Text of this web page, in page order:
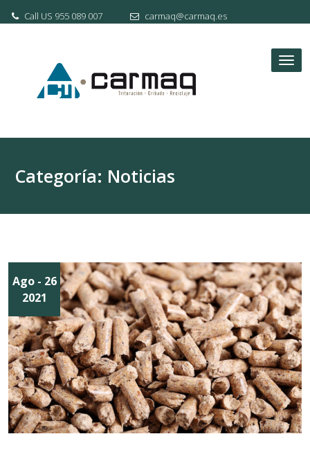
to
Call US 955 089 007 carmaq@carmaq.es
Categoría: Noticias
Ago - 26
2021